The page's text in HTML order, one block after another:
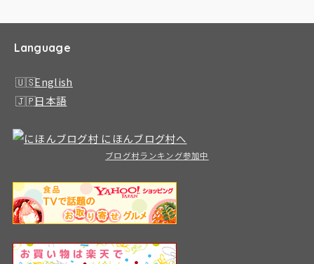
Language
English
日本語
ブログ村ランキング参加中